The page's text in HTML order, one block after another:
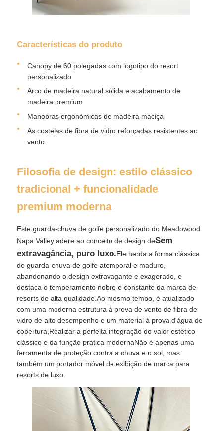
Guarda-chuvas de caminhada
Guarda-chuvas compactos
Parabólicos promocionais
Guarda-chuvas à prova de vento
Sombrinhas abertas automáticas
Umbrilhões invertidos
Umbrilhões de madeira
Sombrinhos resistentes aos raios UV
Guarda-chuvas infantis
guarda-chuvas de praia
Guarda-chuvas Criativos
Características do produto
Canopy de 60 polegadas com logotipo do resort
personalizado
Arco de madeira natural sólida e acabamento de
madeira premium
Manobras ergonómicas de madeira maciça
As costelas de fibra de vidro reforçadas resistentes ao
vento
Filosofia de design: estilo clássico
tradicional + funcionalidade
premium moderna
Este guarda-chuva de golfe personalizado do Meadowood
Napa Valley adere ao conceito de design deSem
extravagância, puro luxo.Ele herda a forma clássica
do guarda-chuva de golfe atemporal e maduro,
abandonando o design extravagante e exagerado, e
destaca o temperamento nobre e constante da marca de
resorts de alta qualidade.Ao mesmo tempo, é atualizado
com uma moderna estrutura à prova de vento de fibra de
vidro de alto desempenho e um material à prova d'água de
cobertura,Realizar a perfeita integração do valor estético
clássico e da função prática modernaNão é apenas uma
ferramenta de proteção contra a chuva e o sol, mas
também um portador móvel de exibição de marca para
resorts de luxo.